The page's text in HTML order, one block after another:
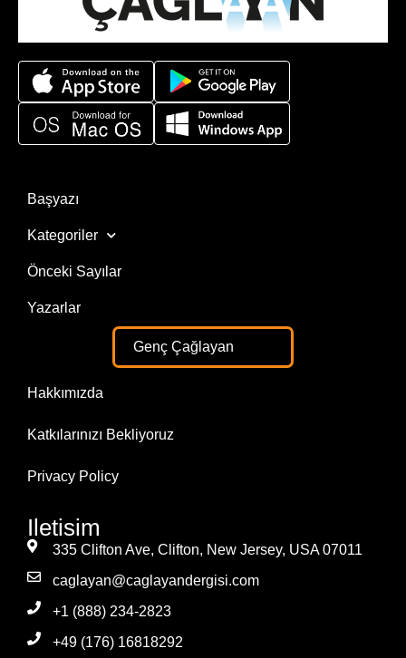
Başyazı
Kategoriler
Önceki Sayılar
Yazarlar
Genç Çağlayan
Hakkımızda
Katkılarınızı Bekliyoruz
Privacy Policy
Iletisim
335 Clifton Ave, Clifton, New Jersey, USA 07011
caglayan@caglayandergisi.com
+1 (888) 234-2823
+49 (176) 16818292